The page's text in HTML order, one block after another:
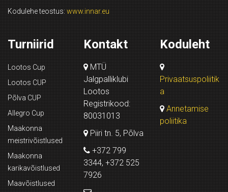
Kodulehe teostus: www.innar.eu
Turniirid
Lootos Cup
Lootos CUP
Põlva CUP
Allegro Cup
Maakonna
meistrivõistlused
Maakonna
karikavõistlused
Maavõistlused
Kontakt
MTÜ
Jalgpalliklubi
Lootos
Registrikood:
80031013
Piiri tn. 5, Põlva
+372 799
3344, +372 525
7926
Koduleht
Privaatsuspoliitik
a
Annetamise
poliitika